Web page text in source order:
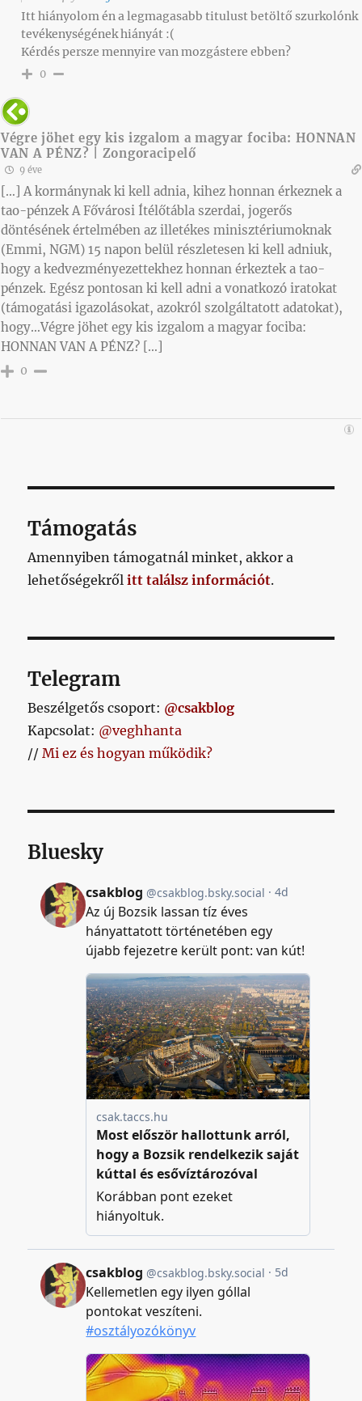
Itt hiányolom én a legmagasabb titulust betöltő szurkolónk
tevékenységének hiányát :(
Kérdés persze mennyire van mozgástere ebben?
0
Végre jöhet egy kis izgalom a magyar fociba: HONNAN
VAN A PÉNZ? | Zongoracipelő
9 éve
[…] A kormánynak ki kell adnia, kihez honnan érkeznek a
tao-pénzek A Fővárosi Ítélőtábla szerdai, jogerős
döntésének értelmében az illetékes minisztériumoknak
(Emmi, NGM) 15 napon belül részletesen ki kell adniuk,
hogy a kedvezményezettekhez honnan érkeztek a tao-
pénzek. Egész pontosan ki kell adni a vonatkozó iratokat
(támogatási igazolásokat, azokról szolgáltatott adatokat),
hogy…Végre jöhet egy kis izgalom a magyar fociba:
HONNAN VAN A PÉNZ? […]
0
Támogatás
Amennyiben támogatnál minket, akkor a
lehetőségekrőlitt találsz információt.
Telegram
Beszélgetős csoport: @csakblog
Kapcsolat: @veghhanta
//Mi ez és hogyan működik?
Bluesky